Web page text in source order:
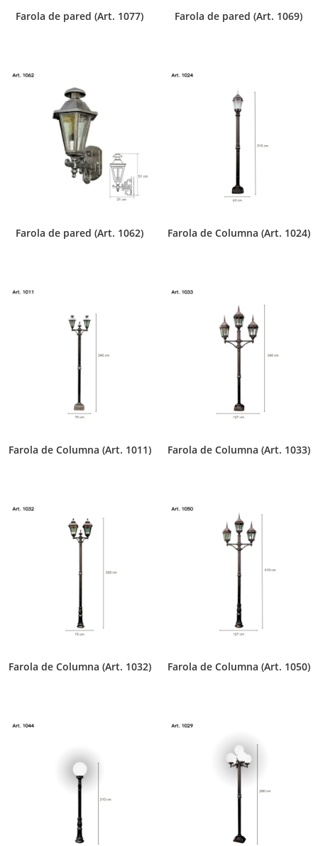
Farola de pared (Art. 1077) Farola de pared (Art. 1069)
Farola de pared (Art. 1062) Farola de Columna (Art. 1024)
Farola de Columna (Art. 1011) Farola de Columna (Art. 1033)
Farola de Columna (Art. 1032) Farola de Columna (Art. 1050)